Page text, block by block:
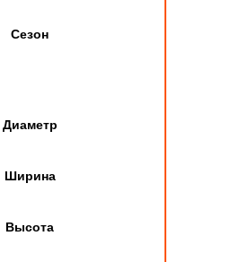
Сезон
Диаметр
Ширина
Высота